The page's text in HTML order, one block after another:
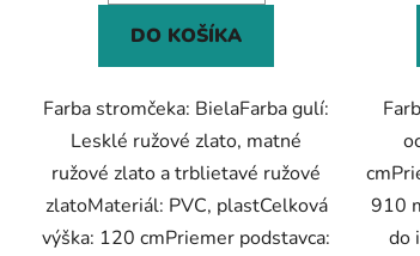
DO KOŠÍKA
Farba stromčeka: BielaFarba gulí:
Lesklé ružové zlato, matné
ružové zlato a trblietavé ružové
zlatoMateriál: PVC, plastCelková
výška: 120 cmPriemer podstavca:
910
do